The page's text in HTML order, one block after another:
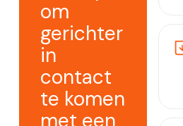
om
gerichter
in
contact
te komen